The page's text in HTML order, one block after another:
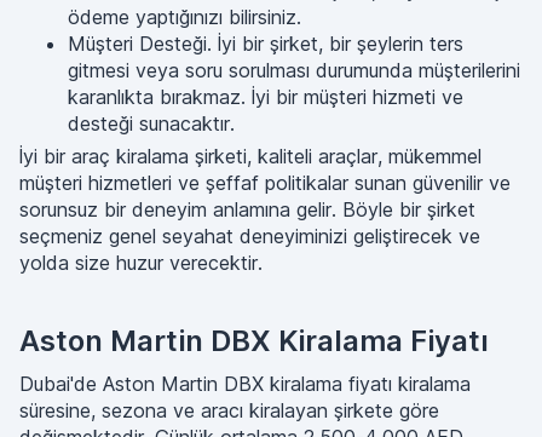
ödeme yaptığınızı bilirsiniz.
Müşteri Desteği. İyi bir şirket, bir şeylerin ters
gitmesi veya soru sorulması durumunda müşterilerini
karanlıkta bırakmaz. İyi bir müşteri hizmeti ve
desteği sunacaktır.
İyi bir araç kiralama şirketi, kaliteli araçlar, mükemmel
müşteri hizmetleri ve şeffaf politikalar sunan güvenilir ve
sorunsuz bir deneyim anlamına gelir. Böyle bir şirket
seçmeniz genel seyahat deneyiminizi geliştirecek ve
yolda size huzur verecektir.
Aston Martin DBX Kiralama Fiyatı
Dubai'de Aston Martin DBX kiralama fiyatı kiralama
süresine, sezona ve aracı kiralayan şirkete göre